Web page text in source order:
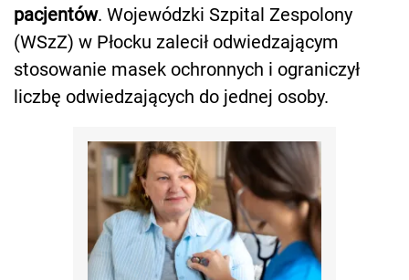
pacjentów. Wojewódzki Szpital Zespolony
(WSzZ) w Płocku zalecił odwiedzającym
stosowanie masek ochronnych i ograniczył
liczbę odwiedzających do jednej osoby.